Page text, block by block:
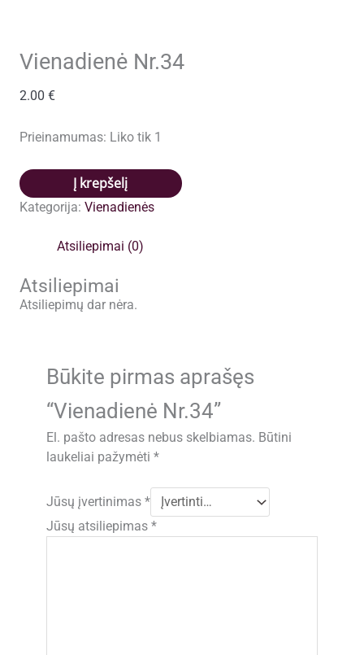
Vienadienė Nr.34
2.00 €
Prieinamumas: Liko tik 1
produkto
kiekis:
Vienadienė
Į krepšelį
Kategorija: Vienadienės
Atsiliepimai (0)
Atsiliepimai
Atsiliepimų dar nėra.
Būkite pirmas aprašęs
“Vienadienė Nr.34”
El. pašto adresas nebus skelbiamas. Būtini
laukeliai pažymėti*
Jūsų įvertinimas*
Jūsų atsiliepimas*